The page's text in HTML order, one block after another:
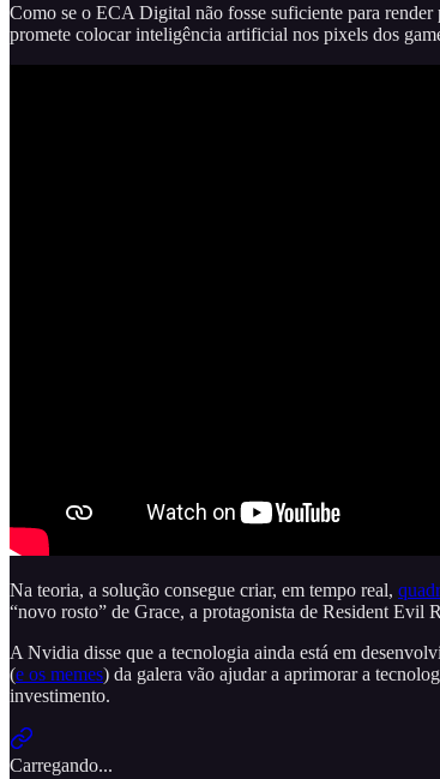
Como se o ECA Digital não fosse suficiente para
promete colocar inteligência artificial nos pixels dos
Na teoria, a solução consegue criar, em tempo real,
“novo rosto” de Grace, a protagonista de Resident Evil
A Nvidia disse que a tecnologia ainda está em
(e os memes) da galera vão ajudar a aprimorar a
investimento.
Carregando...